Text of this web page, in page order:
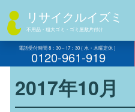
ン
テ
ツ
リサイクルイズミ
不用品・粗大ゴミ・ゴミ屋敷片付け
電話受付時間 8：30～17：30 ( 水・木曜定休 )
0120-961-919
2017年10月